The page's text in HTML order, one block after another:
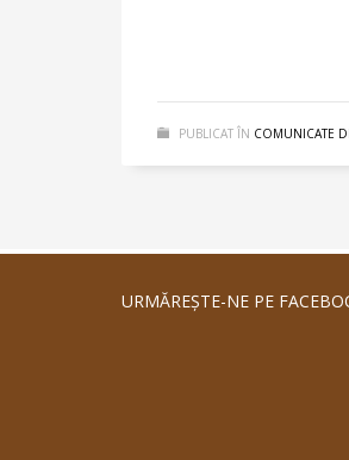
PUBLICAT ÎN COMUNICATE
URMĂREŞTE-NE PE